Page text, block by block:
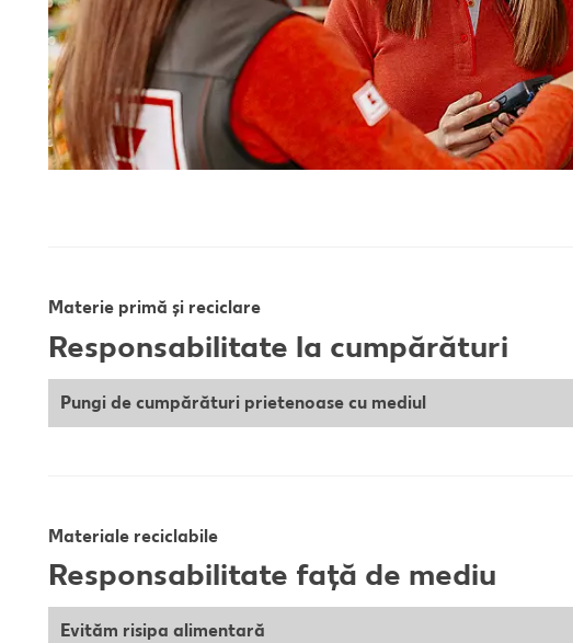
Materie primă și reciclare
Responsabilitate la cumpărături
Pungi de cumpărături prietenoase cu mediul
Materiale reciclabile
Responsabilitate față de mediu
Evităm risipa alimentară